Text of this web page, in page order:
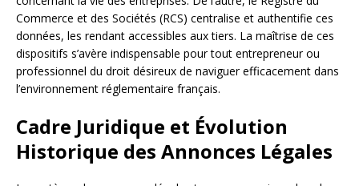
Commerce et des Sociétés (RCS) centralise et authentifie ces
données, les rendant accessibles aux tiers. La maîtrise de ces
dispositifs s’avère indispensable pour tout entrepreneur ou
professionnel du droit désireux de naviguer efficacement dans
l’environnement réglementaire français.
Cadre Juridique et Évolution
Historique des Annonces Légales